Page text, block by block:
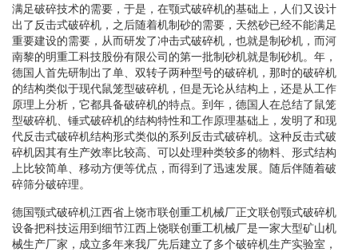
满足破碎技术的需要，于是，在颚式破碎机的基础上，人们又设计
出了反击式破碎机，之后随着机制砂的需要，天然砂已经不能满足
重要建设的需要，从而研发了冲击式破碎机，也就是制砂机，而河
南黎的明重工科技股份有限公司的第一批制砂机就是制砂机。年，
德国人首先研制出了单、双转子两种型号的破碎机，那时的破碎机
的结构类似于现代鼠笼型破碎机，但是无论从结构上，还是从工作
原理上分析，它都具备破碎机的特点。到年，德国人在总结了鼠笼
型破碎机、锤式破碎机的结构特性和工作原理基础上，发明了和现
代反击式破碎机结构形式类似的系列反击式破碎机。这种反击式破
碎机因其有生产效率比较高、可以处理种类较多的物料、形式结构
上比较简单、移动方便等优点，而得到了迅速发展。随后伴随着破
碎筛分破碎理。
德国颚式破碎机江西省上饶市联创重工机械厂正文联创颚式破碎机
设备把科技运用到细节江西上饶联创重工机械厂是一家大型矿山机
械生产厂家，成立多年来我厂先后建立了多个破碎机生产实验室，